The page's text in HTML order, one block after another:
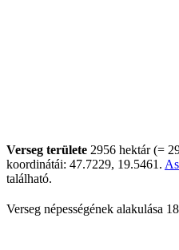
Verseg területe 2956 hektár (=
koordinátái: 47.7229, 19.5461.
található.
Verseg népességének alakulása